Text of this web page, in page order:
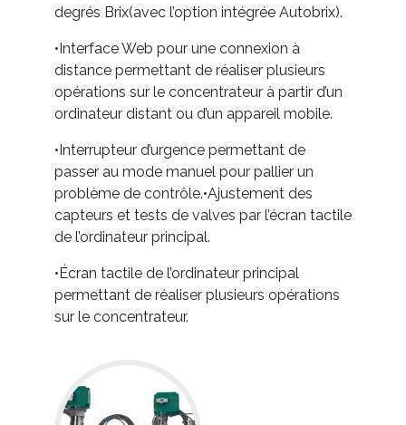
degrés Brix(avec l’option intégrée Autobrix).
•Interface Web pour une connexion à
distance permettant de réaliser plusieurs
opérations sur le concentrateur à partir d’un
ordinateur distant ou d’un appareil mobile.
•Interrupteur d’urgence permettant de
passer au mode manuel pour pallier un
problème de contrôle.•Ajustement des
capteurs et tests de valves par l’écran tactile
de l’ordinateur principal.
•Écran tactile de l’ordinateur principal
permettant de réaliser plusieurs opérations
sur le concentrateur.